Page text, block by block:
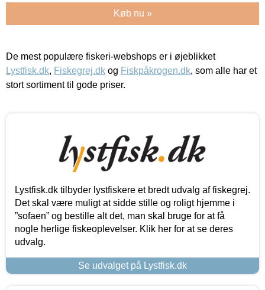
Køb nu »
De mest populære fiskeri-webshops er i øjeblikket
Lystfisk.dk, Fiskegrej.dk og Fiskpåkrogen.dk, som alle har et
stort sortiment til gode priser.
Lystfisk.dk tilbyder lystfiskere et bredt udvalg af fiskegrej.
Det skal være muligt at sidde stille og roligt hjemme i
”sofaen” og bestille alt det, man skal bruge for at få
nogle herlige fiskeoplevelser. Klik her for at se deres
udvalg.
Se udvalget på Lystfisk.dk